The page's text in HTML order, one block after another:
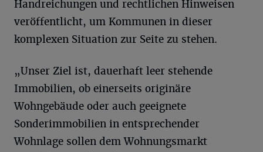
Handreichungen und rechtlichen Hinweisen
veröffentlicht, um Kommunen in dieser
komplexen Situation zur Seite zu stehen.
„Unser Ziel ist, dauerhaft leer stehende
Immobilien, ob einerseits originäre
Wohngebäude oder auch geeignete
Sonderimmobilien in entsprechender
Wohnlage sollen dem Wohnungsmarkt